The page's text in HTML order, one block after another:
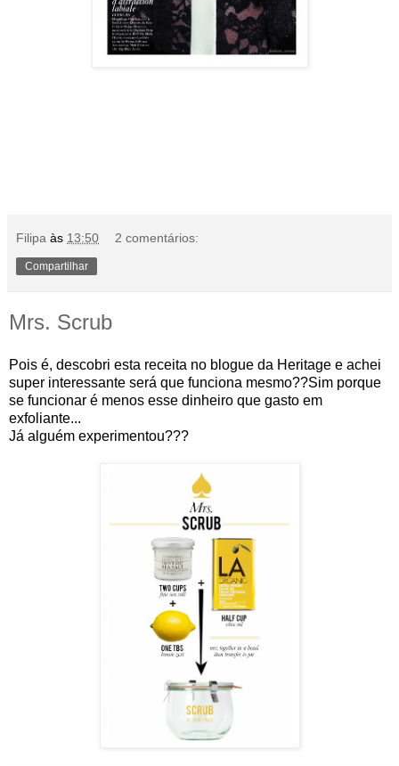
Filipa às 13:50 2 comentários:
Compartilhar
Mrs. Scrub
Pois é, descobri esta receita no blogue da Heritage e achei
super interessante será que funciona mesmo??Sim porque
se funcionar é menos esse dinheiro que gasto em
exfoliante...
Já alguém experimentou???